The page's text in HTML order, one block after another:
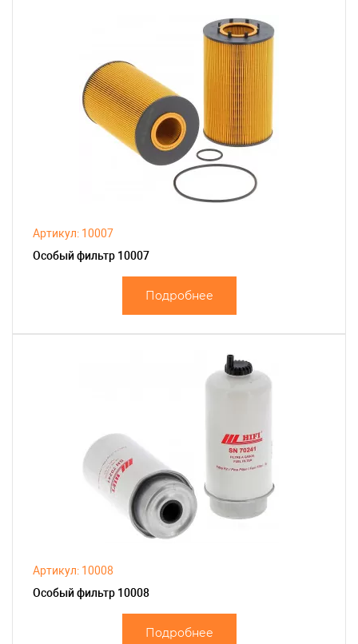
Артикул: 10007
Особый фильтр 10007
Подробнее
Артикул: 10008
Особый фильтр 10008
Подробнее